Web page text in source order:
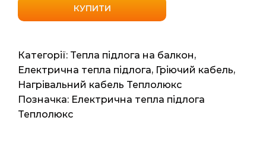
"Теплолюкс"
ProfiRoll
3м2
450Вт
кількість
КУПИТИ
Категорії: Тепла підлога на балкон,
Електрична тепла підлога, Гріючий кабель,
Нагрівальний кабель Теплолюкс
Позначка: Електрична тепла підлога
Теплолюкс